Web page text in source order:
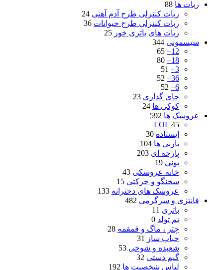
ربات ها 88
ربات کنترلی طرح آدم آهنی 24
ربات کنترلی طرح حیوانات 36
ربات های باتری خور 25
سیسمونی 344
12+
65
18+
80
3+
51
36+
52
6+
52
جای گذاری 23
کوکی ها 24
عروسک ها 592
LOL 45
ایستاده 30
باربی ها 104
پارچه ای 203
پونی 19
خانه عروسکی 43
سخنگو و حرکتی 15
عروسک های دخترانه 133
فانتزی و سرگرمی 482
باتری 11
تم تولد 0
چتر ، ماگ و قمقمه 28
حباب ساز
31
شعبده و شوخی 53
گیم دستی 32
لباس شخصیت ها 192